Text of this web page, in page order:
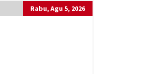
Rabu, Agu 5, 2026